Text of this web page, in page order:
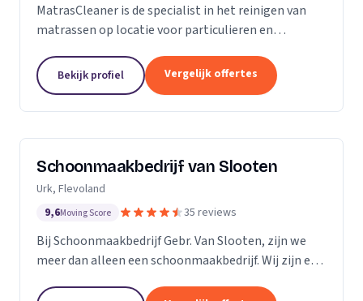
MatrasCleaner is de specialist in het reinigen van
matrassen op locatie voor particulieren en
desinfectie van de matrassen wordt alle vervuiling...
Bekijk profiel Vergelijk offertes
Schoonmaakbedrijf van Slooten
Urk, Flevoland
9,6Moving Score 35 reviews
Bij Schoonmaakbedrijf Gebr. Van Slooten, zijn we
meer dan alleen een schoonmaakbedrijf. Wij zijn een